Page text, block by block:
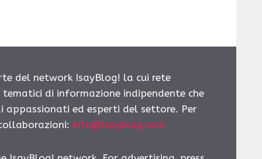
del network IsayBlog! la cui rete
di informazione indipendente che
ed esperti del settore. Per
info@isayblog.com